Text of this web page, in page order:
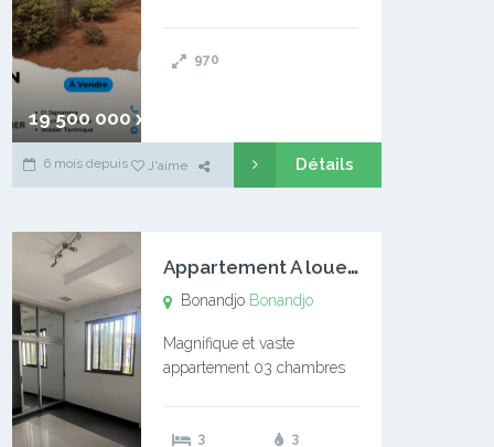
19 500 000 xaf
l’Université Catholique –
970
6 mois depuis J'aime Détails
A
ppartement A louer Bonandjo
Bonandjo Bonandjo
Magnifique et vaste
appartement 03 chambres
douches 01 vaste salon 01
3
3